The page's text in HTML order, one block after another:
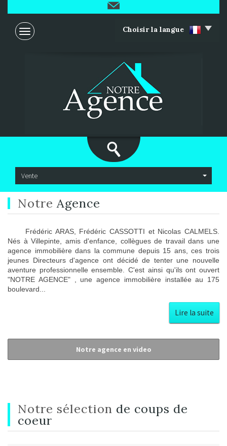
Choisir la langue
NotreAgence
Frédéric ARAS, Frédéric CASSOTTI et Nicolas CALMELS.
Nés à Villepinte, amis d'enfance, collègues de travail dans une
agence immobilière dans la commune depuis 15 ans, ces trois
jeunes Directeurs d'agence ont décidé de tenter une nouvelle
aventure professionnelle ensemble. C'est ainsi qu'ils ont ouvert
"NOTRE AGENCE" , une agence immobilière installée au 175
boulevard...
Lire la suite
Notre agence en video
Vente
Notre sélection de coups de
coeur